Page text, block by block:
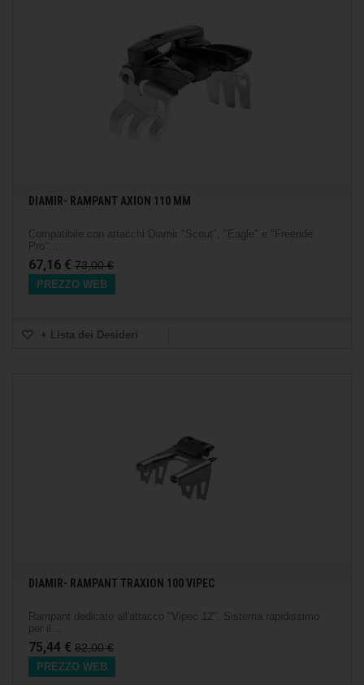
DIAMIR- RAMPANT AXION 110 MM
Compatibile con attacchi Diamir "Scout", "Eagle" e "Freeride
Pro"...
67,16 € 73,00 €
PREZZO WEB
+ Lista dei Desideri
DIAMIR- RAMPANT TRAXION 100 VIPEC
Rampant dedicato all'attacco "Vipec 12". Sistema rapidissimo
per il...
75,44 € 82,00 €
PREZZO WEB